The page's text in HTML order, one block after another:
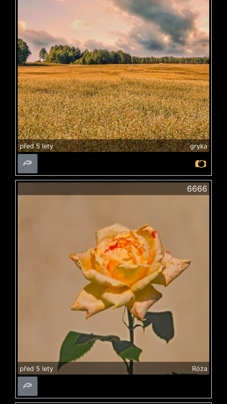
před 5 lety gryka
6666
před 5 lety Róża